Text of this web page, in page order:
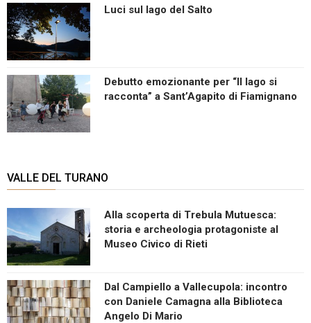
Luci sul lago del Salto
Debutto emozionante per “Il lago si
racconta” a Sant’Agapito di Fiamignano
VALLE DEL TURANO
Alla scoperta di Trebula Mutuesca:
storia e archeologia protagoniste al
Museo Civico di Rieti
Dal Campiello a Vallecupola: incontro
con Daniele Camagna alla Biblioteca
Angelo Di Mario